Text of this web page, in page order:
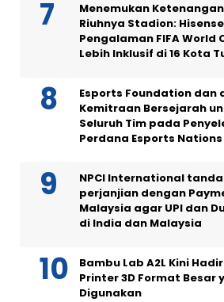
Menemukan
Riuhnya Stadion:
Pengalaman FIFA World
Lebih Inklusif di 16 Kota
Esports Foundation dan
Kemitraan Bersejarah
Seluruh Tim pada
Perdana Esports Nations
NPCI International
perjanjian dengan
Malaysia agar UPI dan
di India dan Malaysia
Bambu Lab A2L Kini
Printer 3D Format Besar
Digunakan